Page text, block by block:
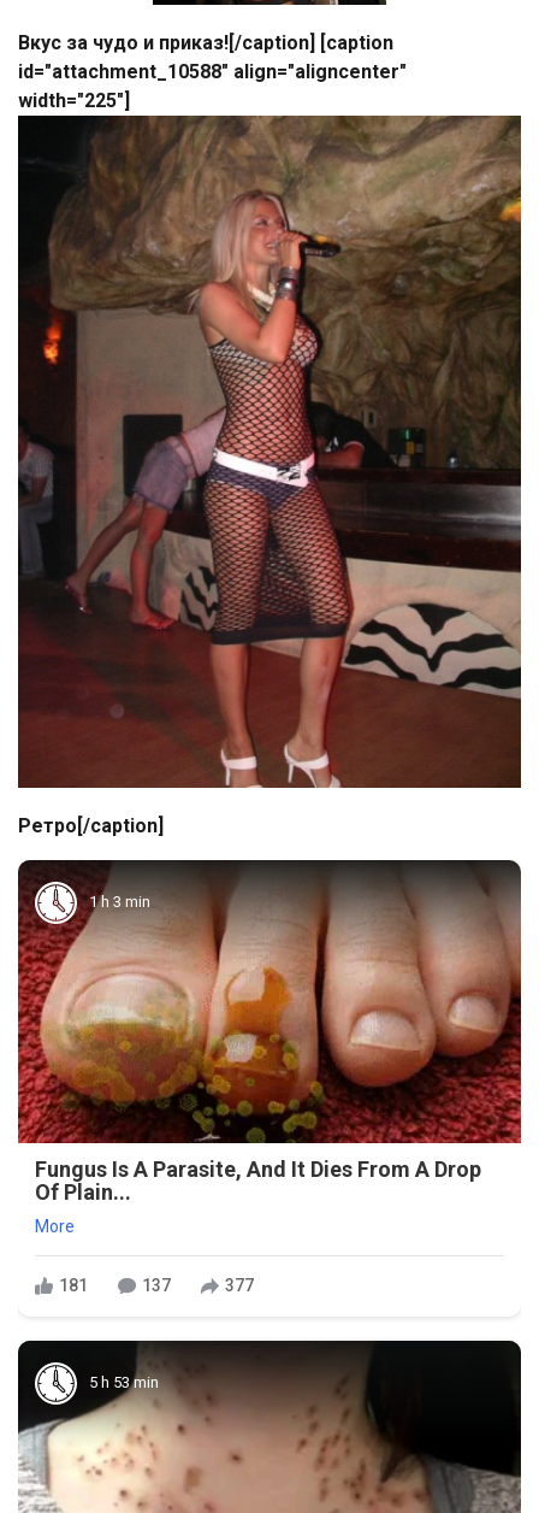
Вкус за чудо и приказ![/caption] [caption
id="attachment_10588" align="aligncenter"
width="225"]
Ретро[/caption]
1 h 3 min
Fungus Is A Parasite, And It Dies From A Drop
Of Plain...
More
181 137 377
5 h 53 min